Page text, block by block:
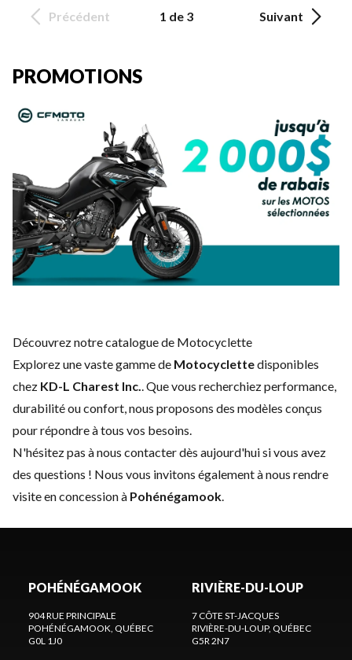
Précédent 1 de 3 Suivant
PROMOTIONS
Découvrez notre catalogue de Motocyclette
Explorez une vaste gamme de Motocyclettedisponibles
chez KD-L Charest Inc.. Que vous recherchiez performance,
durabilité ou confort, nous proposons des modèles conçus
pour répondre à tous vos besoins.
N'hésitez pas ànous contacterdès aujourd'hui si vous avez
des questions ! Nous vous invitons également à nous rendre
visite en concession à Pohénégamook.
POHÉNÉGAMOOK
904 RUE PRINCIPALE
POHÉNÉGAMOOK, QUÉBEC
G0L 1J0
RIVIÈRE-DU-LOUP
7 CÔTE ST-JACQUES
RIVIÈRE-DU-LOUP, QUÉBEC
G5R 2N7